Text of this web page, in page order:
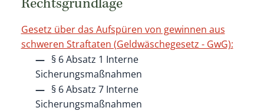
Rechtsgrundlage
Gesetz über das Aufspüren von gewinnen aus
schweren Straftaten (Geldwäschegesetz - GwG):
§ 6 Absatz 1 Interne
Sicherungsmaßnahmen
§ 6 Absatz 7 Interne
Sicherungsmaßnahmen